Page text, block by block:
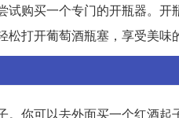
试购买一个专门的开瓶器。
打开葡萄酒瓶塞，享受美味
。你可以去外面买一个红酒